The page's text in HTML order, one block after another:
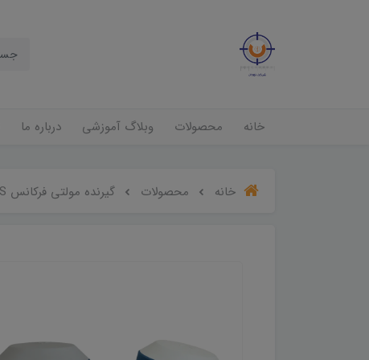
خانه محصولات وبلاگ آموزشی درباره ما
خانه محصولات گیرنده مولتی فرکانس GNSS